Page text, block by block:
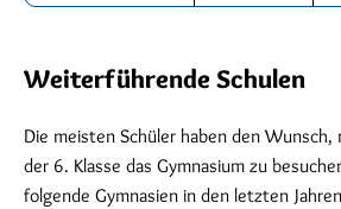
Weiterführende Schulen
Die meisten Schüler haben den Wunsch,
der 6. Klasse das Gymnasium zu
folgende Gymnasien in den letzten